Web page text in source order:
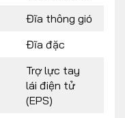
Đĩa thông gió
Đĩa đặc
Trợ lực tay
lái điện tử
(EPS)